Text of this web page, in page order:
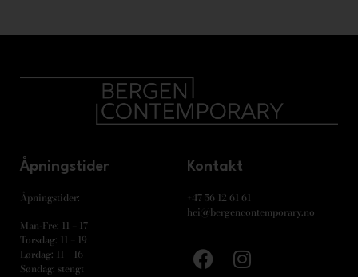
Åpningstider
Åpningstider:
Man-Fre: 11 – 17
Torsdag: 11 – 19
Lørdag: 11 – 16
Søndag: stengt
Kontakt
+47 56 12 61 61
hei@bergencontemporary.no